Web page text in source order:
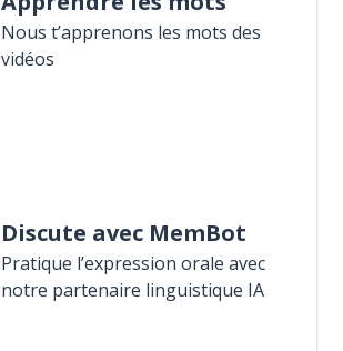
Nous t’apprenons les mots des
vidéos
Discute avec MemBot
Pratique l’expression orale avec
notre partenaire linguistique IA